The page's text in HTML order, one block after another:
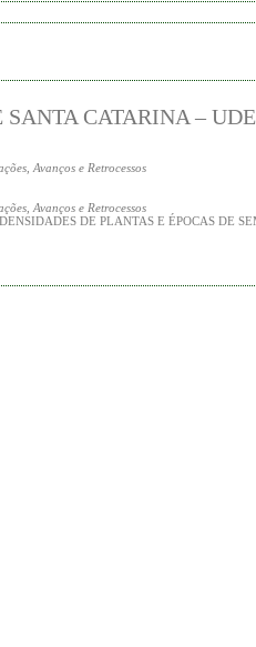
CATARINA –
Avanços e Retrocessos
Avanços e Retrocessos
DE PLANTAS E ÉPOCAS DE